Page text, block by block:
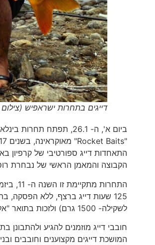
דייגים בתחרות ישראפיש
ביום א', ה- 26.1, תפתח
הקבוצה והמאמן הראשי של נבחרת
125 שעות דייג ברצף, ללא
לשקילה- 1500 גרם) ולזכות בתואר "אלוף ישראל בדייג ספורטיבי של קרפיון". כל הדגים נשקלים ומוחזרים לכינרת.
חובבי דייג מוזמנים להגיע
המושכת דייגים מקצוענים וחובבים